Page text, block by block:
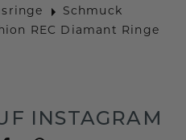
Schmuck
REC Diamant Ringe
INSTAGRAM